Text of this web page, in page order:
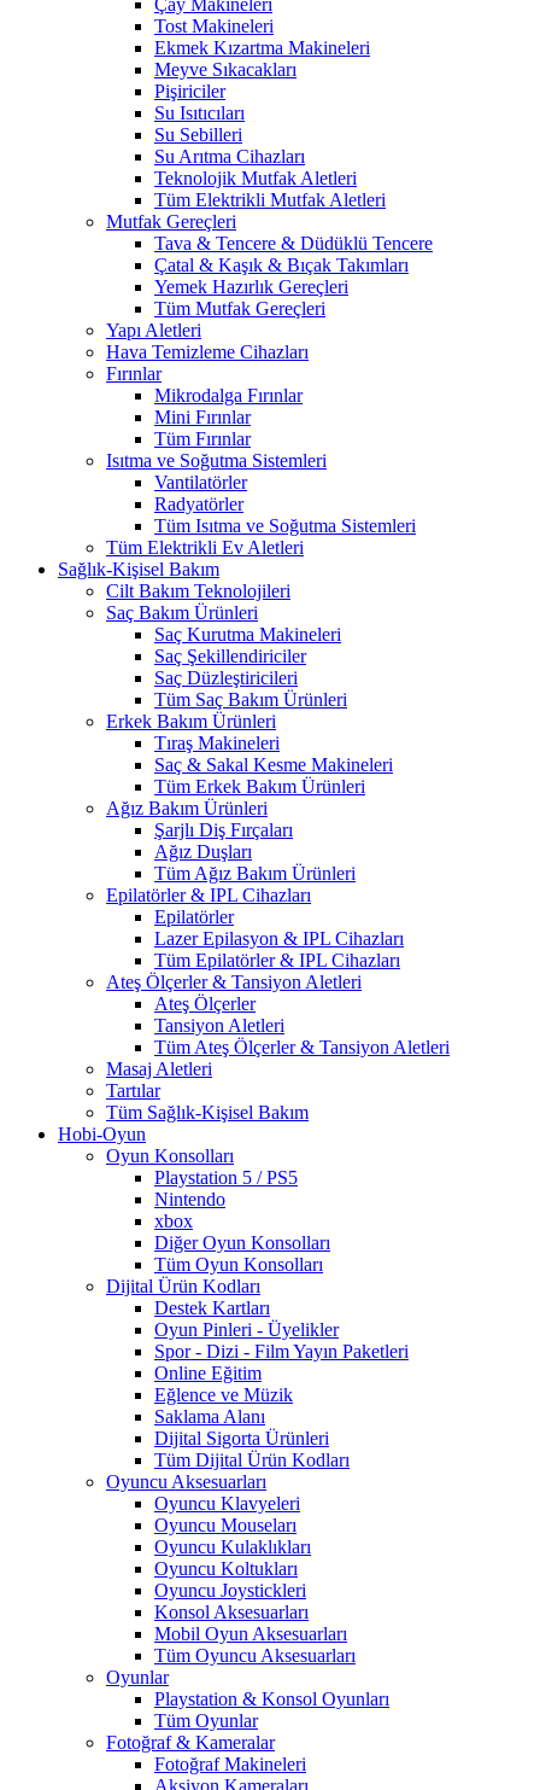
Çay Makineleri
Tost Makineleri
Ekmek Kızartma Makineleri
Meyve Sıkacakları
Pişiriciler
Su Isıtıcıları
Su Sebilleri
Su Arıtma Cihazları
Teknolojik Mutfak Aletleri
Tüm Elektrikli Mutfak Aletleri
Mutfak Gereçleri
Tava & Tencere & Düdüklü Tencere
Çatal & Kaşık & Bıçak Takımları
Yemek Hazırlık Gereçleri
Tüm Mutfak Gereçleri
Yapı Aletleri
Hava Temizleme Cihazları
Fırınlar
Mikrodalga Fırınlar
Mini Fırınlar
Tüm Fırınlar
Isıtma ve Soğutma Sistemleri
Vantilatörler
Radyatörler
Tüm Isıtma ve Soğutma Sistemleri
Tüm Elektrikli Ev Aletleri
Sağlık-Kişisel Bakım
Cilt Bakım Teknolojileri
Saç Bakım Ürünleri
Saç Kurutma Makineleri
Saç Şekillendiriciler
Saç Düzleştiricileri
Tüm Saç Bakım Ürünleri
Erkek Bakım Ürünleri
Tıraş Makineleri
Saç & Sakal Kesme Makineleri
Tüm Erkek Bakım Ürünleri
Ağız Bakım Ürünleri
Şarjlı Diş Fırçaları
Ağız Duşları
Tüm Ağız Bakım Ürünleri
Epilatörler & IPL Cihazları
Epilatörler
Lazer Epilasyon & IPL Cihazları
Tüm Epilatörler & IPL Cihazları
Ateş Ölçerler & Tansiyon Aletleri
Ateş Ölçerler
Tansiyon Aletleri
Tüm Ateş Ölçerler & Tansiyon Aletleri
Masaj Aletleri
Tartılar
Tüm Sağlık-Kişisel Bakım
Hobi-Oyun
Oyun Konsolları
Playstation 5 / PS5
Nintendo
xbox
Diğer Oyun Konsolları
Tüm Oyun Konsolları
Dijital Ürün Kodları
Destek Kartları
Oyun Pinleri - Üyelikler
Spor - Dizi - Film Yayın Paketleri
Online Eğitim
Eğlence ve Müzik
Saklama Alanı
Dijital Sigorta Ürünleri
Tüm Dijital Ürün Kodları
Oyuncu Aksesuarları
Oyuncu Klavyeleri
Oyuncu Mouseları
Oyuncu Kulaklıkları
Oyuncu Koltukları
Oyuncu Joystickleri
Konsol Aksesuarları
Mobil Oyun Aksesuarları
Tüm Oyuncu Aksesuarları
Oyunlar
Playstation & Konsol Oyunları
Tüm Oyunlar
Fotoğraf & Kameralar
Fotoğraf Makineleri
Aksiyon Kameraları